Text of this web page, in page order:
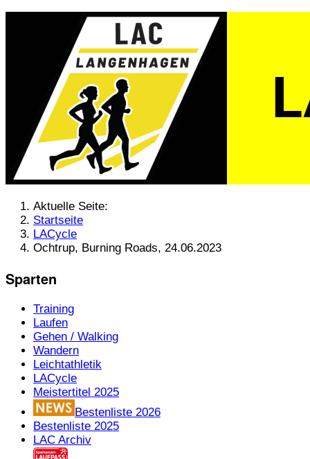
Aktuelle Seite:
Startseite
LACycle
Ochtrup, Burning Roads, 24.06.2023
Sparten
Training
Laufen
Gehen / Walking
Wandern
Leichtathletik
LACycle
Meistertitel 2025
Bestenliste 2026
Bestenliste 2025
LAC Archiv